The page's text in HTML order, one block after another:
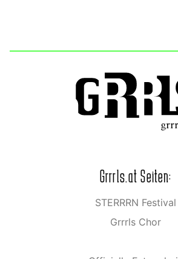
Grrrls.at Seiten:
STERRRN Festival
Grrrls Chor